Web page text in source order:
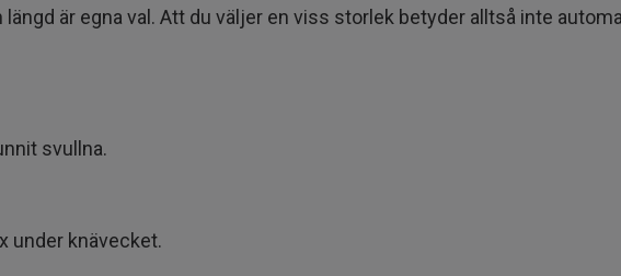
är egna val. Att du väljer en viss storlek betyder alltså inte
svullna.
under knävecket.